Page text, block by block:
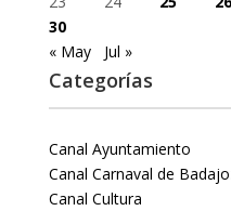
30
« May
Jul »
Categorías
Canal Ayuntamiento
Canal Carnaval de
Canal Cultura